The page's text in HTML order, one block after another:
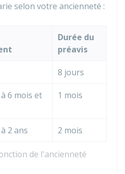
selon votre ancienneté :
de l'ancienneté
Durée du
préavis
8 jours
6 mois et
1 mois
2 ans 2 mois